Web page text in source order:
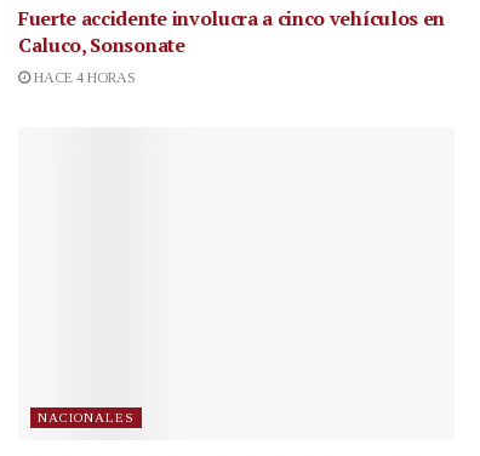
Fuerte accidente involucra a cinco vehículos en
Caluco, Sonsonate
HACE 4 HORAS
NACIONALES